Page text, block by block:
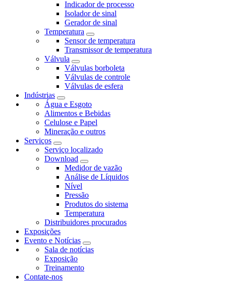
Indicador de processo
Isolador de sinal
Gerador de sinal
Temperatura
Sensor de temperatura
Transmissor de temperatura
Válvula
Válvulas borboleta
Válvulas de controle
Válvulas de esfera
Indústrias
Água e Esgoto
Alimentos e Bebidas
Celulose e Papel
Mineração e outros
Serviços
Serviço localizado
Download
Medidor de vazão
Análise de Líquidos
Nível
Pressão
Produtos do sistema
Temperatura
Distribuidores procurados
Exposições
Evento e Notícias
Sala de notícias
Exposição
Treinamento
Contate-nos